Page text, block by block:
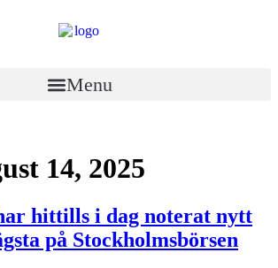
Menu
14, 2025
hittills i dag noterat nytt
på Stockholmsbörsen